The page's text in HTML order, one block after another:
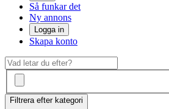
Så funkar det
Ny annons
Logga in
Skapa konto
Filtrera efter kategori